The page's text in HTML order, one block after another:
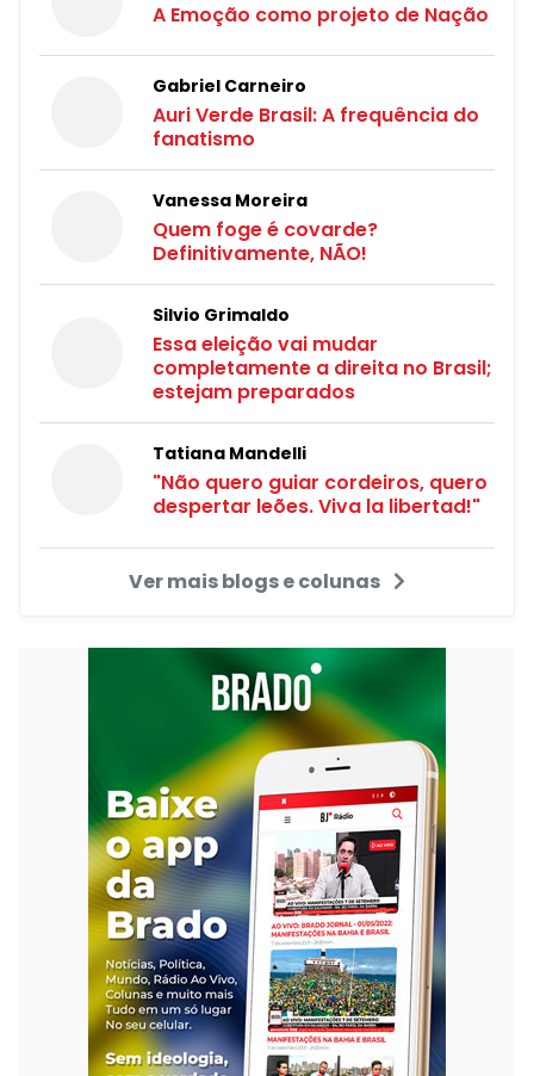
A Emoção como projeto de Nação
Gabriel Carneiro
Auri Verde Brasil: A frequência do
fanatismo
Vanessa Moreira
Quem foge é covarde?
Definitivamente, NÃO!
Silvio Grimaldo
Essa eleição vai mudar
completamente a direita no Brasil;
estejam preparados
Tatiana Mandelli
"Não quero guiar cordeiros, quero
despertar leões. Viva la libertad!"
Ver mais blogs e colunas